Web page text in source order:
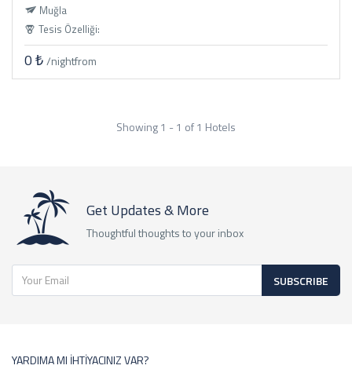
Tesis Özelliği:
Muğla
0 ₺/nightfrom
Showing 1 - 1 of 1 Hotels
Get Updates & More
Thoughtful thoughts to your inbox
SUBSCRIBE
YARDIMA MI İHTİYACINIZ VAR?